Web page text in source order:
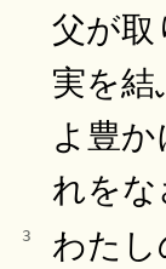
父が取
実を
よ豊
れをな
3
わた